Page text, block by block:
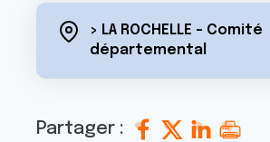
> LA ROCHELLE - Comité
départemental
Partager :